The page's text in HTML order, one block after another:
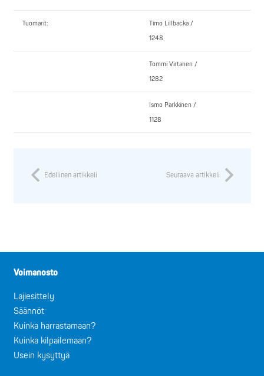
Tuomarit:
Timo Lillbacka /
1248
Tommi Virtanen /
1282
Ismo Parkkinen /
1128
Edellinen artikkeli Seuraava artikkeli
Voimanosto
Lajiesittely
Säännöt
Kuinka harrastamaan?
Kuinka kilpailemaan?
Usein kysyttyä